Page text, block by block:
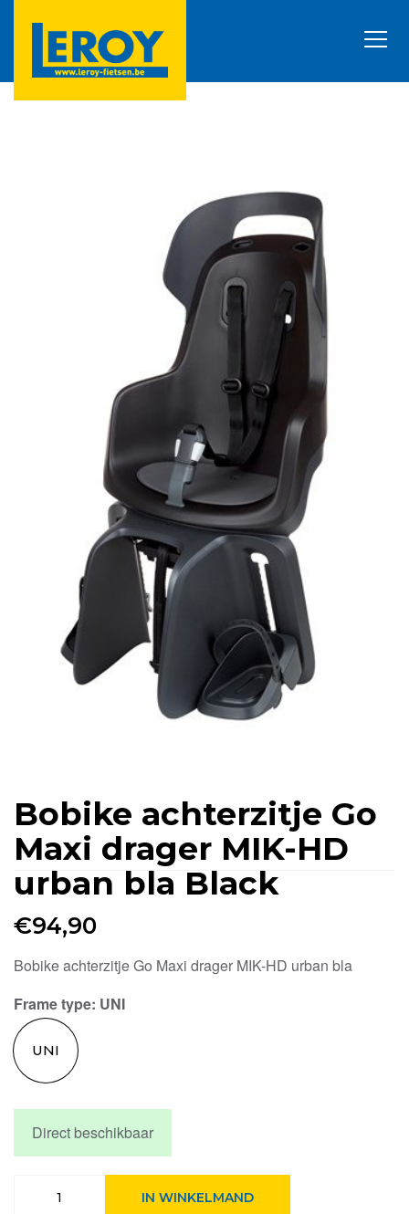
Bobike achterzitje Go
Maxi drager MIK-HD
urban bla Black
€94,90
Bobike achterzitje Go Maxi drager MIK-HD urban bla
Frame type: UNI
UNI
Direct beschikbaar
achterzitje
IN WINKELMAND